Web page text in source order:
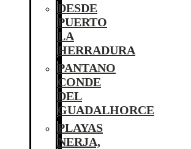
DESDE
PUERTO
LA
HERRADURA
PANTANO
CONDE
DEL
GUADALHORCE
PLAYAS
NERJA,